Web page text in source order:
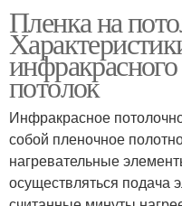
Пленка на
потолок
Инфракрасное
собой пленочное
нагревательные
осуществляться подача